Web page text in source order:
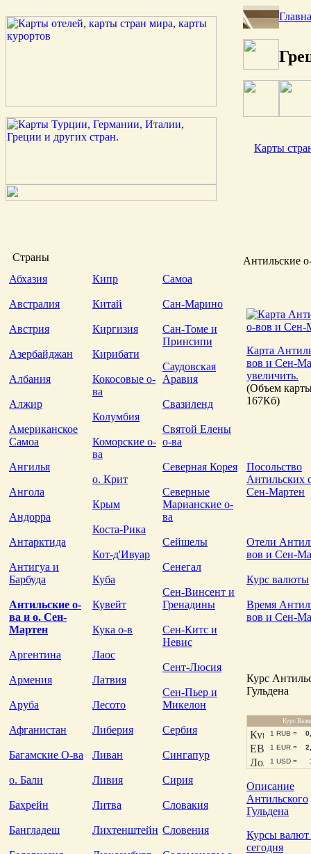
Страны
Абхазия
Австралия
Австрия
Азербайджан
Албания
Алжир
Американское
Самоа
Ангилья
Ангола
Андорра
Антарктида
Антигуа и
Барбуда
Антильские о-
ва и о. Сен-
Мартен
Аргентина
Армения
Аруба
Афганистан
Багамские О-ва
о. Бали
Бахрейн
Бангладеш
Кипр
Китай
Киргизия
Кирибати
Кокосовые о-
ва
Колумбия
Коморские о-
ва
о. Крит
Крым
Коста-Рика
Кот-д'Ивуар
Куба
Кувейт
Кука о-в
Лаос
Латвия
Лесото
Либерия
Ливан
Ливия
Литва
Лихтенштейн
Самоа
Сан-Марино
Сан-Томе и
Принсипи
Саудовская
Аравия
Свазиленд
Святой Елены
о-ва
Северная Корея
Северные
Марианские о-
ва
Сейшелы
Сенегал
Сен-Винсент и
Гренадины
Сен-Китс и
Невис
Сент-Люсия
Сен-Пьер и
Микелон
Сербия
Сингапур
Сирия
Словакия
Словения
Карты
Антильские
Карта
вов и Сен-
увеличить.
(Объем
167Кб)
Посольство
Антильских
Сен-Мартен
Отели
вов и Сен-
Курс валюты
Время
вов и Сен-
Курс
Гульдена
Курс
1 RUB =
1 EUR =
1 USD =
Описание
Антильского
Гульдена
Курсы валют
сегодня